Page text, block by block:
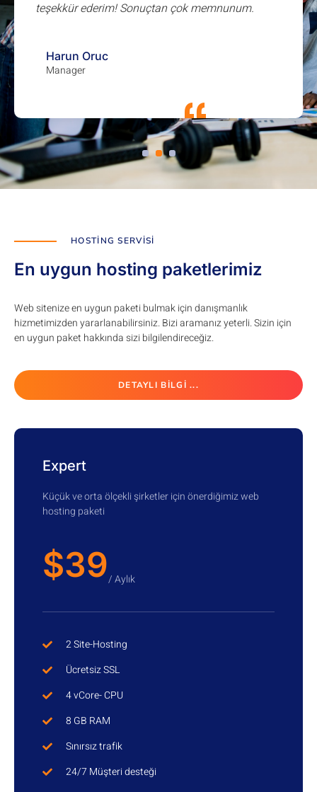
teşekkür ederim! Sonuçtan çok memnunum.
Harun Oruc
Manager
HOSTING SERVISI
En uygun hosting paketlerimiz
Web sitenize en uygun paketi bulmak için danışmanlık
hizmetimizden yararlanabilirsiniz. Bizi aramanız yeterli. Sizin için
en uygun paket hakkında sizi bilgilendireceğiz.
DETAYLI BILGI ...
Expert
Küçük ve orta ölçekli şirketler için önerdiğimiz web
hosting paketi
$39/ Aylık
2 Site-Hosting
Ücretsiz SSL
4 vCore- CPU
8 GB RAM
Sınırsız trafik
24/7 Müşteri desteği